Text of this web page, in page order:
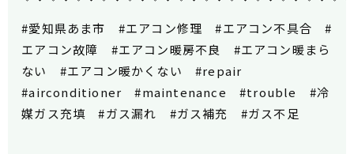
#愛知県あま市 #エアコン修理 #エアコン不具合 #
エアコン故障 #エアコン暖房不良 #エアコン暖まら
ない #エアコン暖かくない #repair
#airconditioner #maintenance #trouble #冷
媒ガス充填 #ガス漏れ #ガス補充 #ガス不足